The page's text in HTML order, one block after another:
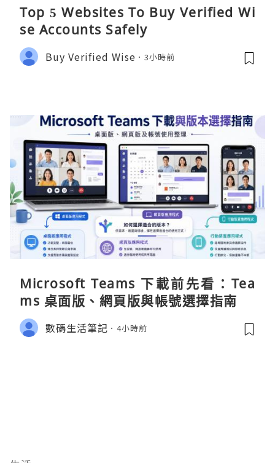
Top 5 Websites To Buy Verified Wi
se Accounts Safely
Buy Verified Wise 3小時前
Microsoft Teams 下載前先看：Tea
ms 桌面版、網頁版與帳號選擇指南
數碼生活筆記 4小時前